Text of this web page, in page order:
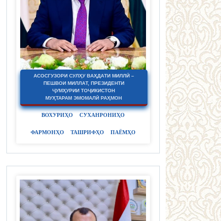
АСОСГУЗОРИ СУЛҲУ ВАҲДАТИ МИЛЛӢ –
ПЕШВОИ МИЛЛАТ, ПРЕЗИДЕНТИ
ҶУМҲУРИИ ТОҶИКИСТОН
МУҲТАРАМ ЭМОМАЛӢ РАҲМОН
ВОХУРИҲО СУХАНРОНИҲО
ФАРМОНҲО ТАШРИФҲО ПАЁМҲО